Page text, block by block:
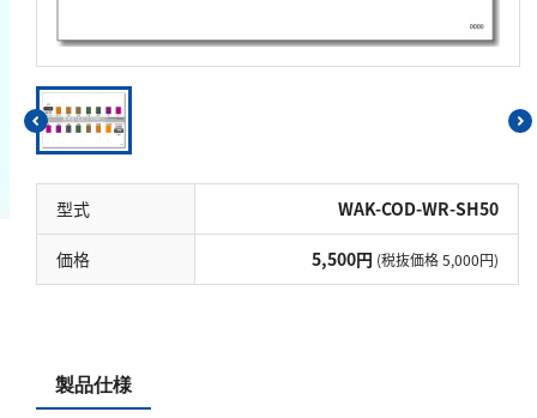
型式 WAK-COD-WR-SH50
価格 5,500円 (税抜価格 5,000円)
製品仕様
金属総量
有機汚濁
COD
過マンガン酸カリウム消費量
TOC
カルシウム